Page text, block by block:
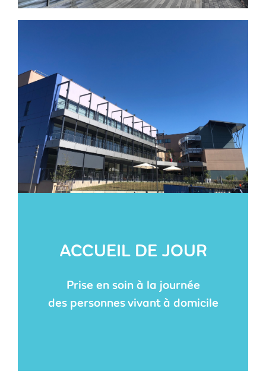
ACCUEIL DE JOUR
Prise en soin à la journée
des personnes vivant à domicile